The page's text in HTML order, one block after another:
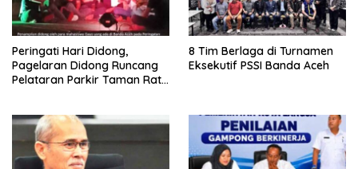
Peringati Hari Didong,
Pagelaran Didong Runcang
Pelataran Parkir Taman Ratu
8 Tim Berlaga di Turnamen
Eksekutif PSSI Banda Aceh